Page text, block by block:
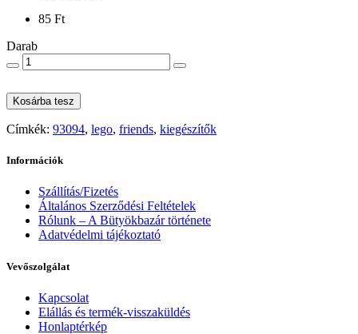
85 Ft
Darab
Kosárba tesz
Címkék: 93094, lego, friends, kiegészítők
Információk
Szállítás/Fizetés
Általános Szerződési Feltételek
Rólunk – A Bütyökbazár története
Adatvédelmi tájékoztató
Vevőszolgálat
Kapcsolat
Elállás és termék-visszaküldés
Honlaptérkép